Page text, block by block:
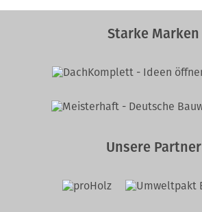
Starke Marken
Unsere Partner